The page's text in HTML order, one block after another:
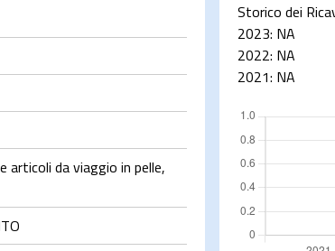
articoli da viaggio in pelle,
Storico dei
2023: NA
2022: NA
2021: NA